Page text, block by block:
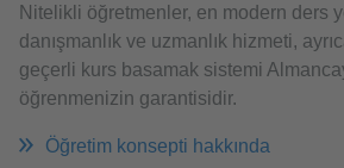
Nitelikli öğretmenler, en modern ders
danışmanlık ve uzmanlık hizmeti,
geçerli kurs basamak sistemi
öğrenmenizin garantisidir.
Öğretim konsepti hakkında